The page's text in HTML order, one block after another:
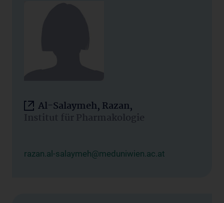
Al-Salaymeh, Razan,
Institut für Pharmakologie
razan.al-salaymeh@meduniwien.ac.at